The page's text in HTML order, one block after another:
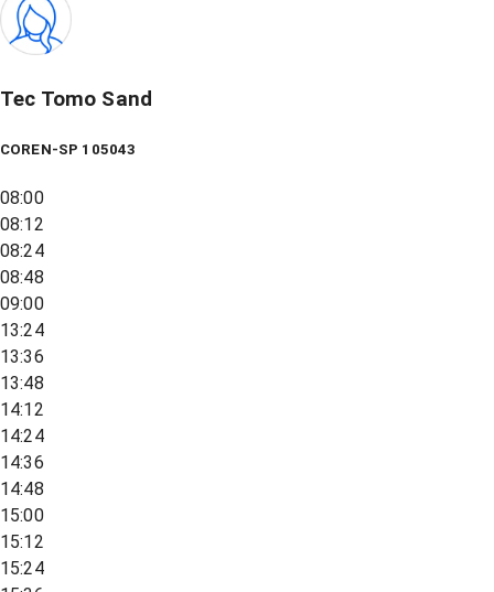
Tec Tomo Sand
COREN-SP 105043
08:00
08:12
08:24
08:48
09:00
13:24
13:36
13:48
14:12
14:24
14:36
14:48
15:00
15:12
15:24